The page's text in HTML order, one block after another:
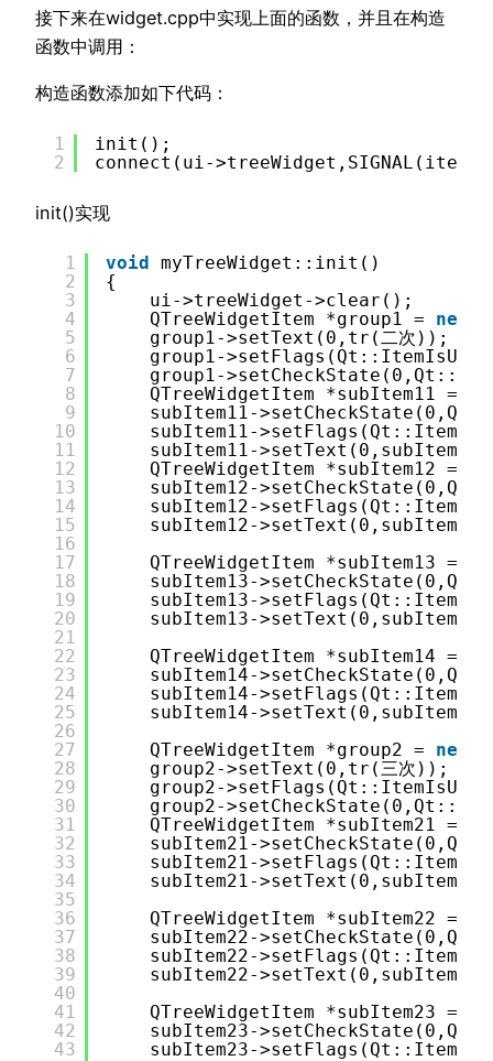
接下来在widget.cpp中实现上面的函数，并且在构造
函数中调用：
构造函数添加如下代码：
1
2
init();
connect(ui-
init()实现
1
2
3
4
5
6
7
8
9
10
11
12
13
14
15
16
17
18
19
20
21
22
23
24
25
26
27
28
29
30
31
32
33
34
35
36
37
38
39
40
41
42
43
void
myTreeWidget::init()
{
ui->treeWidget->clear();
QTreeWidgetItem *group1 = new
group1->setText(0,tr(二次));
group1-
group1-
QTreeWidgetItem *subItem11 =
subItem11-
subItem11-
subItem11-
QTreeWidgetItem *subItem12 =
subItem12-
subItem12-
subItem12-
QTreeWidgetItem *subItem13 =
subItem13-
subItem13-
subItem13-
QTreeWidgetItem *subItem14 =
subItem14-
subItem14-
subItem14-
QTreeWidgetItem *group2 = new
group2->setText(0,tr(三次));
group2-
group2-
QTreeWidgetItem *subItem21 =
subItem21-
subItem21-
subItem21-
QTreeWidgetItem *subItem22 =
subItem22-
subItem22-
subItem22-
QTreeWidgetItem *subItem23 =
subItem23-
subItem23-